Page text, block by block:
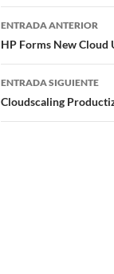
Navegador
de
entradas
ENTRADA ANTERIOR
HP Forms New Cloud
ENTRADA SIGUIENTE
Cloudscaling